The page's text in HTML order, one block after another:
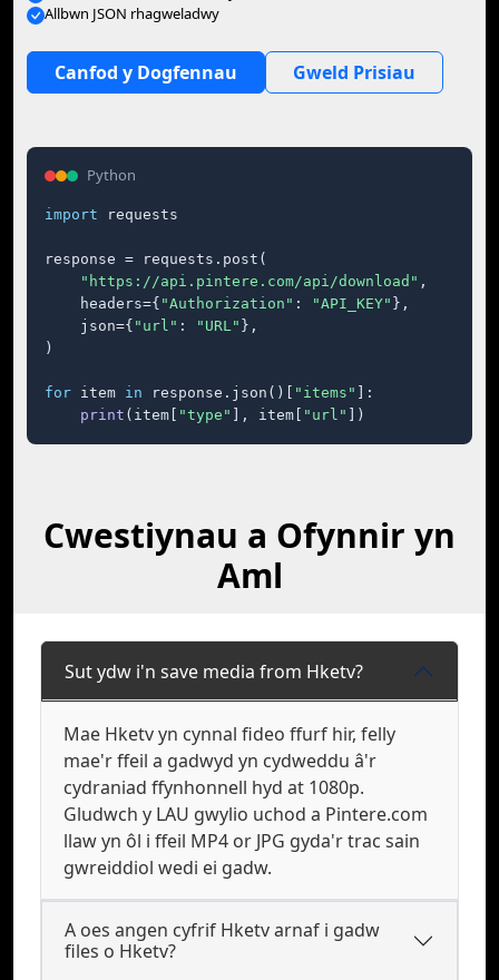
Allbwn JSON rhagweladwy
Canfod y Dogfennau Gweld Prisiau
Python
import requests
response = requests.post(
"https://api.pintere.com/api/download" ,
    headers={
"Authorization" : "API_KEY" },
    json={
"url" : "URL" },
)
for item in response.json()[ "items"
]:
print (item[ "type" ], item[ "url" ])
Cwestiynau a Ofynnir yn
Aml
Sut ydw i'n save media from Hketv?
Mae Hketv yn cynnal fideo ffurf hir, felly
mae'r ffeil a gadwyd yn cydweddu â'r
cydraniad ffynhonnell hyd at 1080p.
Gludwch y LAU gwylio uchod a Pintere.com
llaw yn ôl i ffeil MP4 or JPG gyda'r trac sain
gwreiddiol wedi ei gadw.
A oes angen cyfrif Hketv arnaf i gadw
files o Hketv?